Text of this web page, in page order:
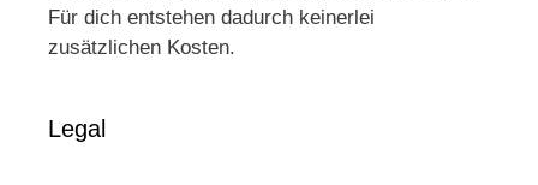
Für dich entstehen dadurch keinerlei
zusätzlichen Kosten.
Legal